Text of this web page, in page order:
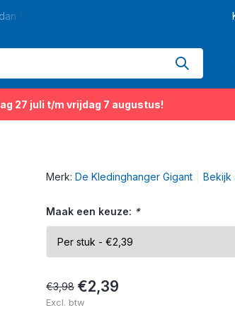
kledinghangers permanent op
27 juli t/m vrijdag 7 augustus!
Merk: De Kledinghanger Gigant Bekijk
Maak een keuze: *
€3,98 €2,39
Excl. btw